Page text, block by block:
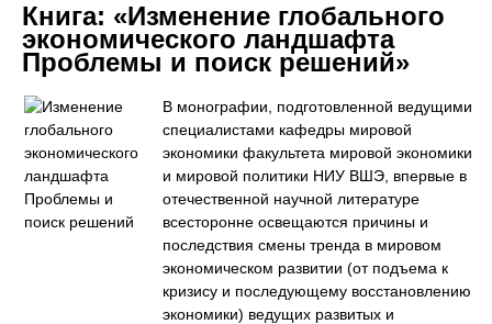
Книга: «Изменение глобального
экономического ландшафта
Проблемы и поиск решений»
В монографии, подготовленной ведущими
специалистами кафедры мировой
экономики факультета мировой экономики
и мировой политики НИУ ВШЭ, впервые в
отечественной научной литературе
всесторонне освещаются причины и
последствия смены тренда в мировом
экономическом развитии (от подъема к
кризису и последующему восстановлению
экономики) ведущих развитых и